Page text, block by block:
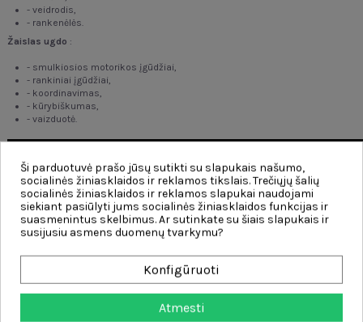
- veidrodis,
- rankenėlės.
Žaislas ugdo :
- smulkiosios motorikos įgūdžiai,
- rankiniai įgūdžiai,
- koordinavimas,
- kūrybiškumas,
- vaizduotė.
Ši parduotuvė prašo jūsų sutikti su slapukais našumo,
socialinės žiniasklaidos ir reklamos tikslais. Trečiųjų šalių
socialinės žiniasklaidos ir reklamos slapukai naudojami
siekiant pasiūlyti jums socialinės žiniasklaidos funkcijas ir
suasmenintus skelbimus. Ar sutinkate su šiais slapukais ir
susijusiu asmens duomenų tvarkymu?
Konfigūruoti
Atmesti